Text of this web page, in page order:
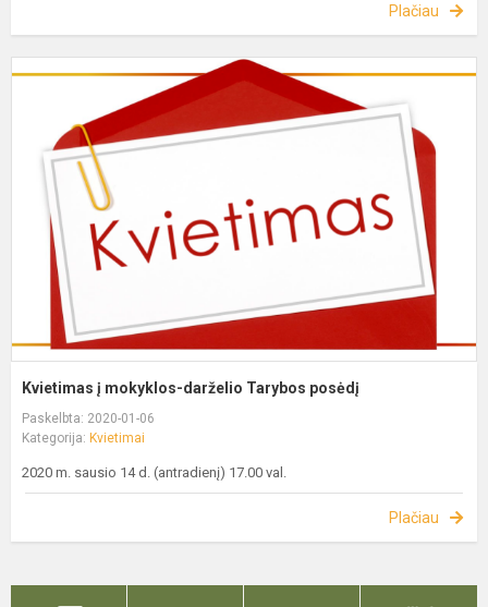
Plačiau
Kvietimas į mokyklos-darželio Tarybos posėdį
Paskelbta: 2020-01-06
Kategorija: Kvietimai
2020 m. sausio 14 d. (antradienį) 17.00 val.
Plačiau